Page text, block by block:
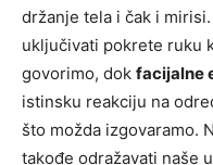
držanje tela i čak i
uključivati pokrete ruku
govorimo, dok facijalne
istinsku reakciju na
što možda izgovaramo.
takođe odražavati naše